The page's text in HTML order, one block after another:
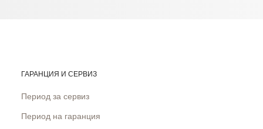
ГАРАНЦИЯ И СЕРВИЗ
Период за сервиз
Период на гаранция